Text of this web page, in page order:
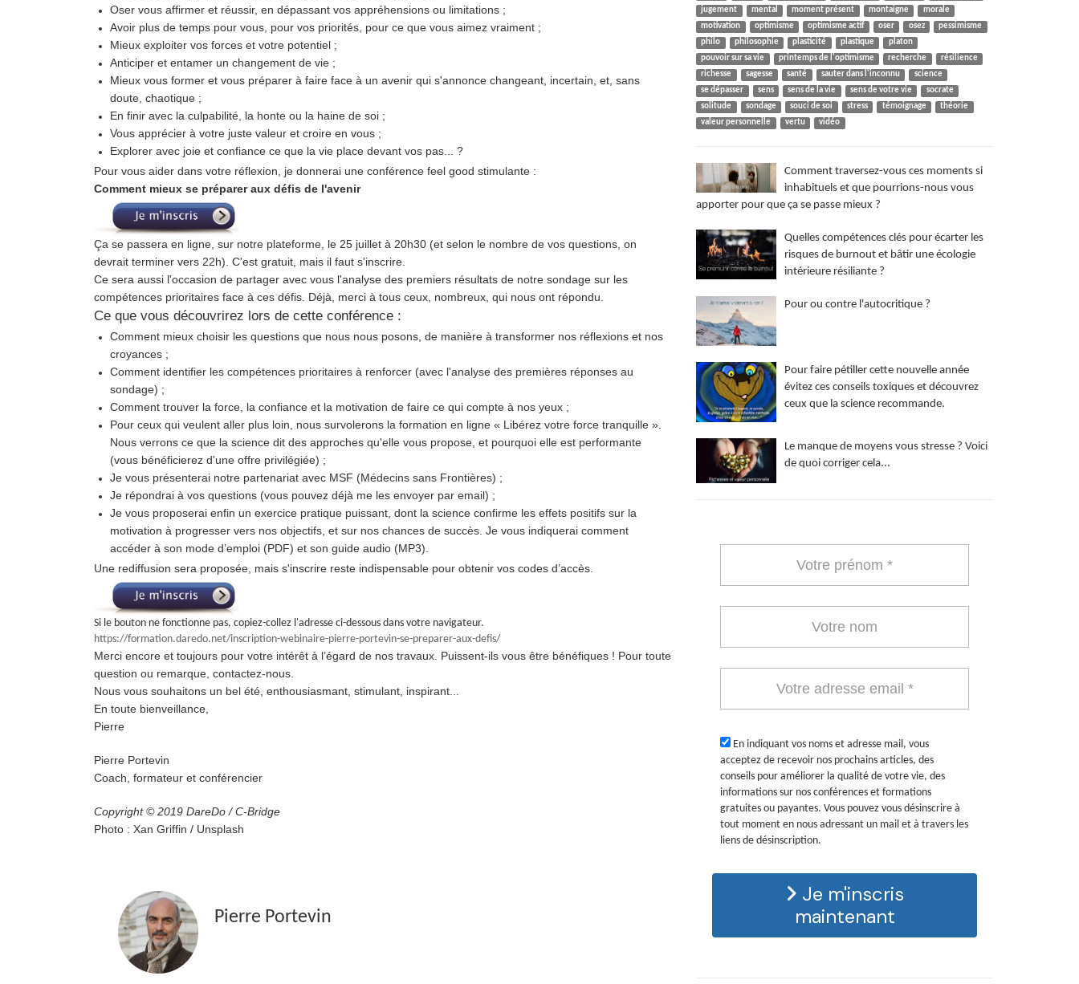
Oser vous affirmer et réussir, en dépassant vos appréhensions ou limitations ;
Avoir plus de temps pour vous, pour vos priorités, pour ce que vous aimez vraiment ;
Mieux exploiter vos forces et votre potentiel ;
Anticiper et entamer un changement de vie ;
Mieux vous former et vous préparer à faire face à un avenir qui s'annonce changeant, incertain, et, sans
doute, chaotique ;
En finir avec la culpabilité, la honte ou la haine de soi ;
Vous apprécier à votre juste valeur et croire en vous ;
Explorer avec joie et confiance ce que la vie place devant vos pas... ?
Pour vous aider dans votre réflexion, je donnerai une conférence feel good stimulante :
Comment mieux se préparer aux défis de l'avenir
Ça se passera en ligne, sur notre plateforme, le 25 juillet à 20h30 (et selon le nombre de vos questions, on
devrait terminer vers 22h). C'est gratuit, mais il faut s'inscrire.
Ce sera aussi l'occasion de partager avec vous l'analyse des premiers résultats de notre sondage sur les
compétences prioritaires face à ces défis. Déjà, merci à tous ceux, nombreux, qui nous ont répondu.
Ce que vous découvrirez lors de cette conférence :
Comment mieux choisir les questions que nous nous posons, de manière à transformer nos réflexions et nos
croyances ;
Comment identifier les compétences prioritaires à renforcer (avec l'analyse des premières réponses au
sondage) ;
Comment trouver la force, la confiance et la motivation de faire ce qui compte à nos yeux ;
Pour ceux qui veulent aller plus loin, nous survolerons la formation en ligne « Libérez votre force tranquille ».
Nous verrons ce que la science dit des approches qu'elle vous propose, et pourquoi elle est performante
(vous bénéficierez d'une offre privilégiée) ;
Je vous présenterai notre partenariat avec MSF (Médecins sans Frontières) ;
Je répondrai à vos questions (vous pouvez déjà me les envoyer par email) ;
Je vous proposerai enfin un exercice pratique puissant, dont la science confirme les effets positifs sur la
motivation à progresser vers nos objectifs, et sur nos chances de succès. Je vous indiquerai comment
accéder à son mode d’emploi (PDF) et son guide audio (MP3).
Une rediffusion sera proposée, mais s'inscrire reste indispensable pour obtenir vos codes d’accès.
Si le bouton ne fonctionne pas, copiez-collez l'adresse ci-dessous dans votre navigateur.
https://formation.daredo.net/inscription-webinaire-pierre-portevin-se-preparer-aux-defis/
Merci encore et toujours pour votre intérêt à l’égard de nos travaux. Puissent-ils vous être bénéfiques ! Pour toute
question ou remarque, contactez-nous.
Nous vous souhaitons un bel été, enthousiasmant, stimulant, inspirant...
En toute bienveillance,
Pierre
Pierre Portevin
Coach, formateur et conférencier
Copyright © 2019 DareDo / C-Bridge
Photo : Xan Griffin / Unsplash
Pierre Portevin
jugement
mental moment présent montaigne
morale
motivation
optimisme optimisme actif oser osez
pessimisme
philo
philosophie plasticité plastique
platon
pouvoir sur sa vie
printemps de l'optimisme recherche
résilience
richesse
sagesse santé sauter dans l'inconnu
science
se dépasser
sens sens de la vie sens de votre vie
socrate
solitude
sondage souci de soi stress témoignage
théorie
valeur personnelle
vertu vidéo
Comment traversez-vous ces moments si
inhabituels et que pourrions-nous vous
apporter pour que ça se passe mieux ?
Quelles compétences clés pour écarter les
risques de burnout et bâtir une écologie
intérieure résiliante ?
Pour ou contre l'autocritique ?
Pour faire pétiller cette nouvelle année
évitez ces conseils toxiques et découvrez
ceux que la science recommande.
Le manque de moyens vous stresse ? Voici
de quoi corriger cela...
En indiquant vos noms et adresse mail, vous
acceptez de recevoir nos prochains articles, des
conseils pour améliorer la qualité de votre vie, des
informations sur nos conférences et formations
gratuites ou payantes. Vous pouvez vous désinscrire à
tout moment en nous adressant un mail et à travers les
liens de désinscription.
Je m'inscris
maintenant